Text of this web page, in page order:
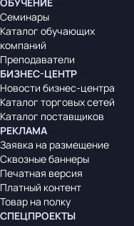
ОБУЧЕНИЕ
Семинары
Каталог обучающих
компаний
Преподаватели
БИЗНЕС-ЦЕНТР
Новости бизнес-центра
Каталог торговых сетей
Каталог поставщиков
РЕКЛАМА
Заявка на размещение
Сквозные баннеры
Печатная версия
Платный контент
Товар на полку
СПЕЦПРОЕКТЫ